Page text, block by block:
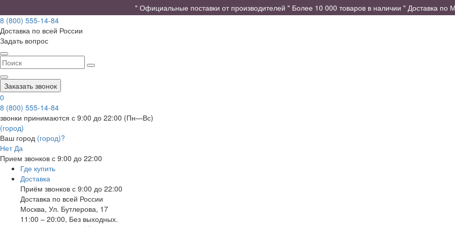
" Официальные поставки от производителей " Более 10 000 товаров в наличии " Доставка по
8 (800) 555-14-84
Доставка по всей России
Задать вопрос
Заказать звонок
0
8 (800) 555-14-84
звонки принимаются с 9:00 до 22:00 (Пн—Вс)
(город)
Ваш город (город)?
Нет Да
Прием звонков с 9:00 до 22:00
Где купить
Доставка
Приём звонков с 9:00 до 22:00
Доставка по всей России
Москва, Ул. Бутлерова, 17
11:00 – 20:00, Без выходных.